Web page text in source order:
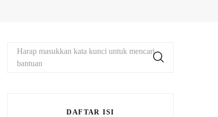
Harap masukkan kata kunci untuk mencari
bantuan
DAFTAR ISI